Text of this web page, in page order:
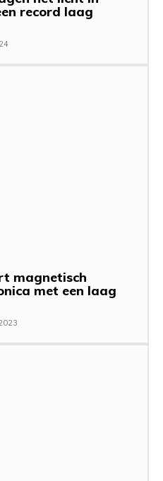
record laag
magnetisch
met een laag